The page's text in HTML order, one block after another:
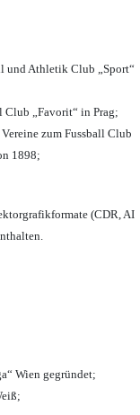
und Athletik Club „Sport“
Club „Favorit“ in Prag;
zum Fussball Club
1898;
(CDR, AI
Wien gegründet;